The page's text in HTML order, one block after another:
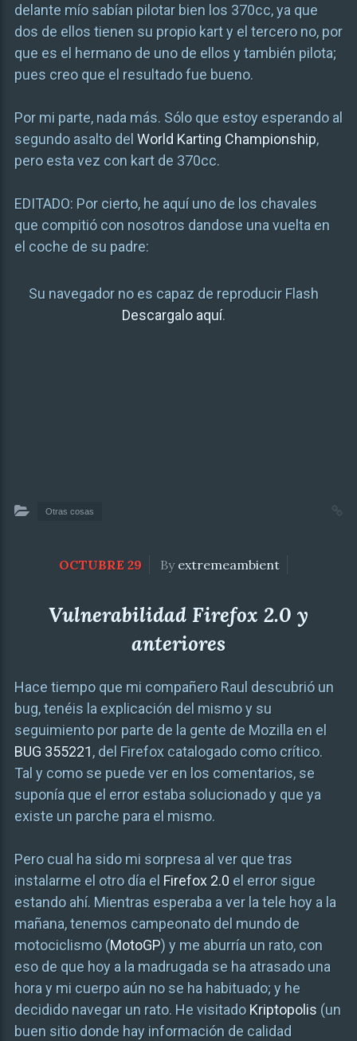
delante mío sabían pilotar bien los 370cc, ya que
dos de ellos tienen su propio kart y el tercero no, por
que es el hermano de uno de ellos y también pilota;
pues creo que el resultado fue bueno.
Por mi parte, nada más. Sólo que estoy esperando al
segundo asalto del World Karting Championship,
pero esta vez con kart de 370cc.
EDITADO: Por cierto, he aquí uno de los chavales
que compitió con nosotros dandose una vuelta en
el coche de su padre:
Su navegador no es capaz de reproducir Flash
Descargalo aquí.
Otras cosas
OCTUBRE 29 By extremeambient
Vulnerabilidad Firefox 2.0 y
anteriores
Hace tiempo que mi compañero Raul descubrió un
bug, tenéis la explicación del mismo y su
seguimiento por parte de la gente de Mozilla en el
BUG 355221, del Firefox catalogado como crítico.
Tal y como se puede ver en los comentarios, se
suponía que el error estaba solucionado y que ya
existe un parche para el mismo.
Pero cual ha sido mi sorpresa al ver que tras
instalarme el otro día el Firefox 2.0 el error sigue
estando ahí. Mientras esperaba a ver la tele hoy a la
mañana, tenemos campeonato del mundo de
motociclismo (MotoGP) y me aburría un rato, con
eso de que hoy a la madrugada se ha atrasado una
hora y mi cuerpo aún no se ha habituado; y he
decidido navegar un rato. He visitado Kriptopolis (un
buen sitio donde hay información de calidad